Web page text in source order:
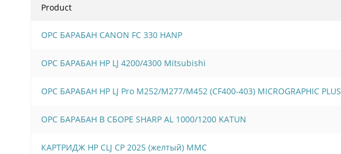
Product
OPC БАРАБАН CANON FC 330 HANP
OPC БАРАБАН HP LJ 4200/4300 Mitsubishi
OPC БАРАБАН HP LJ Pro M252/M277/M452 (CF400-403) MICROGRAPHIC PLUS
OPC БАРАБАН В СБОРЕ SHARP AL 1000/1200 KATUN
КАРТРИДЖ HP CLJ CP 2025 (желтый) MMC